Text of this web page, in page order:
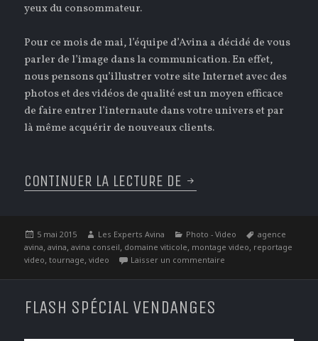
yeux du consommateur.
Pour ce mois de mai, l’équipe d’Avina a décidé de vous
parler de l’image dans la communication. En effet,
nous pensons qu’illustrer votre site Internet avec des
photos et des vidéos de qualité est un moyen efficace
de faire entrer l’internaute dans votre univers et par
là même acquérir de nouveaux clients.
CONTINUER LA LECTURE DE MAI : LE MOIS DE
Publié
le
5 mai 2015 Auteur
Les Experts Avina Catégories
Photo - Video Étiquettes
agence
avina,avina,avina conseil, domaine viticole, montage video, reportage
video,tournage,video Laisser un commentaire
FLASH SPÉCIAL VENDANGES